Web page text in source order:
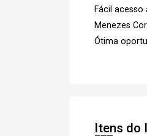
Fácil
Menezes
Ótima
Itens do